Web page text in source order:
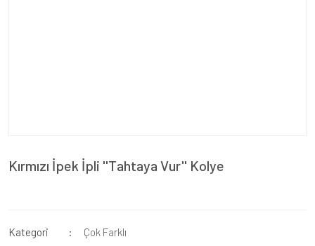
Kırmızı İpek İpli ''Tahtaya Vur'' Kolye
Kategori
Çok Farklı